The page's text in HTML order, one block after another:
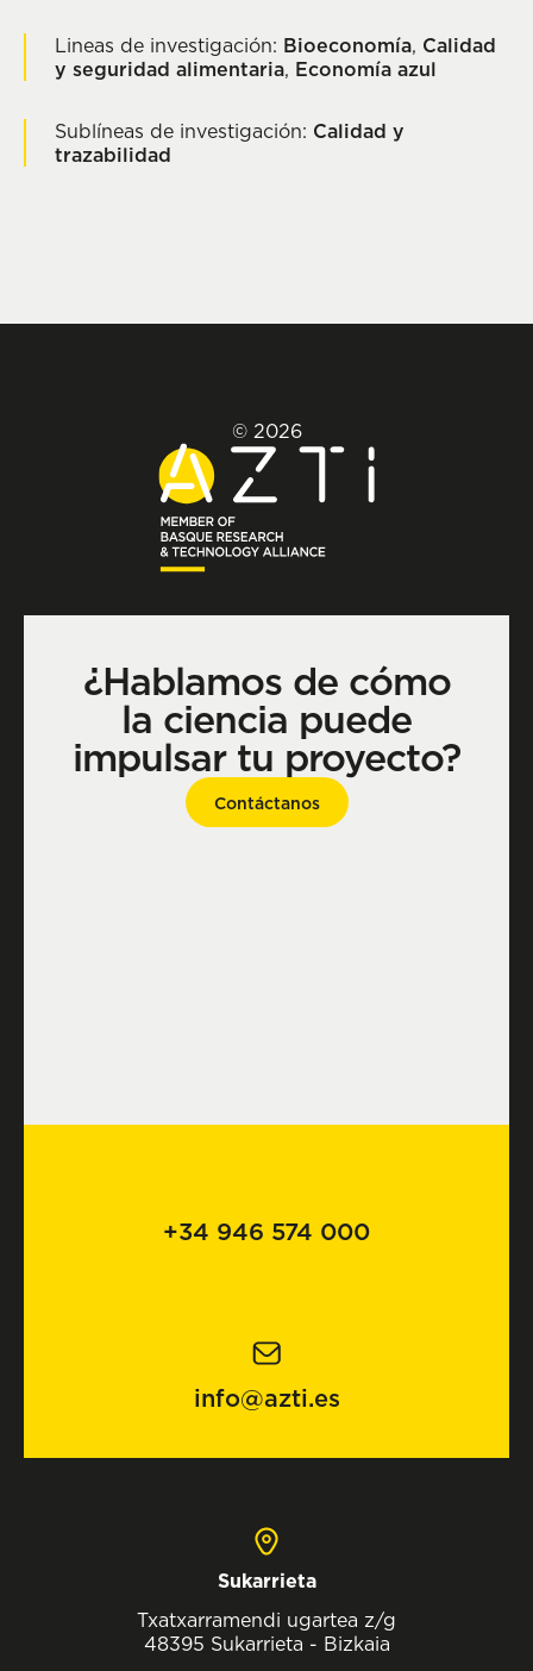
Lineas de investigación: Bioeconomía, Calidad
y seguridad alimentaria, Economía azul
Sublíneas de investigación: Calidad y
trazabilidad
© 2026
¿Hablamos de cómo
la ciencia puede
impulsar tu proyecto?
Contáctanos
+34 946 574 000
info@azti.es
Sukarrieta
Txatxarramendi ugartea z/g
48395 Sukarrieta - Bizkaia